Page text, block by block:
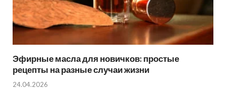
Эфирные масла для новичков: простые
рецепты на разные случаи жизни
24.04.2026